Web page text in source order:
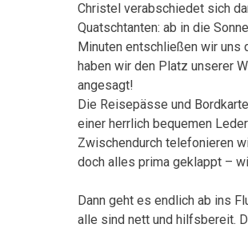
Christel verabschiedet sich
Quatschtanten: ab in die
Minuten entschließen wir uns
haben wir den Platz unserer
angesagt!
Die Reisepässe und
einer herrlich bequemen
Zwischendurch telefonieren
doch alles prima geklappt –
Dann geht es endlich ab ins
alle sind nett und hilfsbereit.